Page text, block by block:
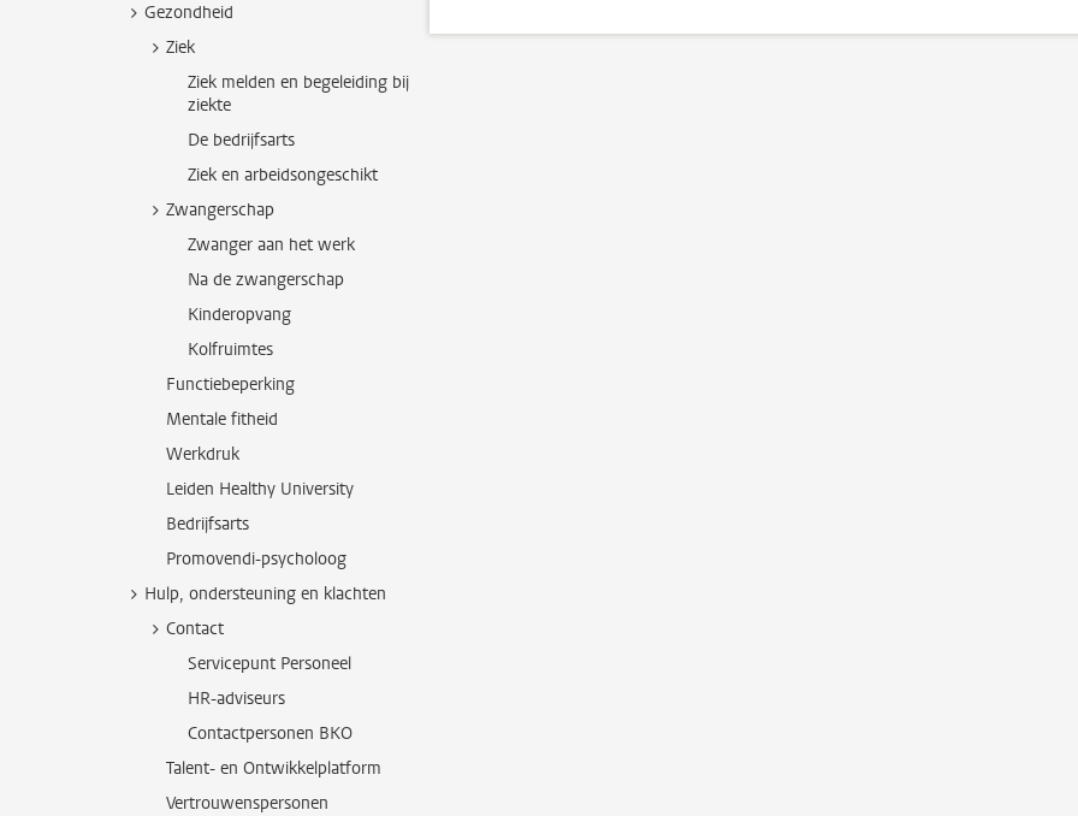
Gezondheid
Ziek
Ziek melden en begeleiding bij
ziekte
De bedrijfsarts
Ziek en arbeidsongeschikt
Zwangerschap
Zwanger aan het werk
Na de zwangerschap
Kinderopvang
Kolfruimtes
Functiebeperking
Mentale fitheid
Werkdruk
Leiden Healthy University
Bedrijfsarts
Promovendi-psycholoog
Hulp, ondersteuning en klachten
Contact
Servicepunt Personeel
HR-adviseurs
Contactpersonen BKO
Talent- en Ontwikkelplatform
Vertrouwenspersonen